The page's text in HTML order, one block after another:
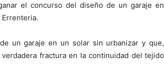
el concurso del diseño de un garaje en
un garaje en un solar sin urbanizar y que,
fractura en la continuidad del tejido